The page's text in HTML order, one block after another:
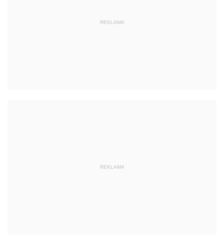
REKLAMA
REKLAMA